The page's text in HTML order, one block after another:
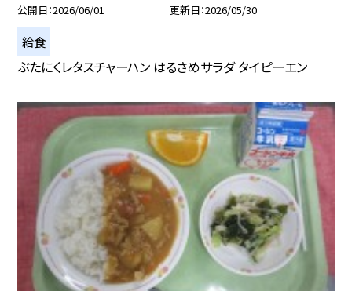
公開日 2026/06/01 更新日 2026/05/30
給食
ぶたにくレタスチャーハン はるさめサラダ タイピーエン